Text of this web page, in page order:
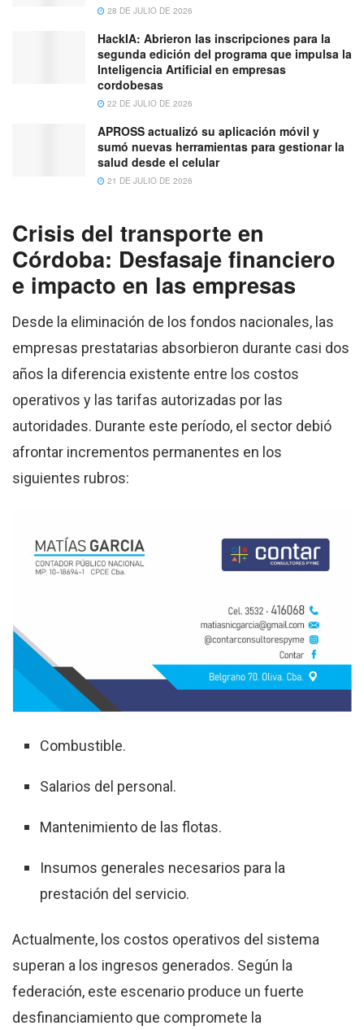
28 DE JULIO DE 2026
HackIA: Abrieron las inscripciones para la
segunda edición del programa que impulsa la
Inteligencia Artificial en empresas
cordobesas
22 DE JULIO DE 2026
APROSS actualizó su aplicación móvil y
sumó nuevas herramientas para gestionar la
salud desde el celular
21 DE JULIO DE 2026
Crisis del transporte en
Córdoba: Desfasaje financiero
e impacto en las empresas
Desde la eliminación de los fondos nacionales, las
empresas prestatarias absorbieron durante casi dos
años la diferencia existente entre los costos
operativos y las tarifas autorizadas por las
autoridades. Durante este período, el sector debió
afrontar incrementos permanentes en los
siguientes rubros:
Combustible.
Salarios del personal .
Mantenimiento de las flotas.
Insumos generales necesarios para la
prestación del servicio.
Actualmente, los costos operativos del sistema
superan a los ingresos generados. Según la
federación, este escenario produce un fuerte
desfinanciamiento que compromete la